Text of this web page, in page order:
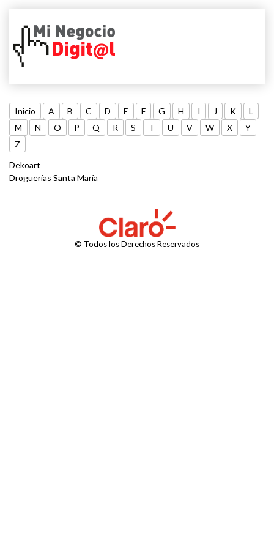
Inicio A B C D E F G H I J K
L
M
N O P Q R S T U V W X
Y
Z
Dekoart
Droguerías Santa María
© Todos los Derechos Reservados